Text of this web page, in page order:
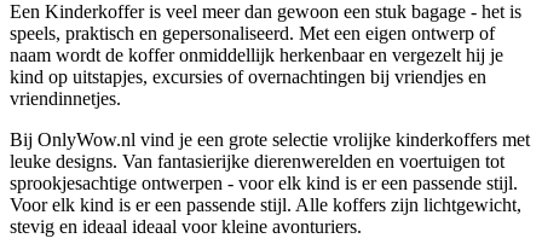
Een Kinderkoffer is veel meer dan gewoon een stuk bagage - het is
speels, praktisch en gepersonaliseerd. Met een eigen ontwerp of
naam wordt de koffer onmiddellijk herkenbaar en vergezelt hij je
kind op uitstapjes, excursies of overnachtingen bij vriendjes en
vriendinnetjes.
Bij OnlyWow.nl vind je een grote selectie vrolijke kinderkoffers met
leuke designs. Van fantasierijke dierenwerelden en voertuigen tot
sprookjesachtige ontwerpen - voor elk kind is er een passende stijl.
Voor elk kind is er een passende stijl. Alle koffers zijn lichtgewicht,
stevig en ideaal ideaal voor kleine avonturiers.